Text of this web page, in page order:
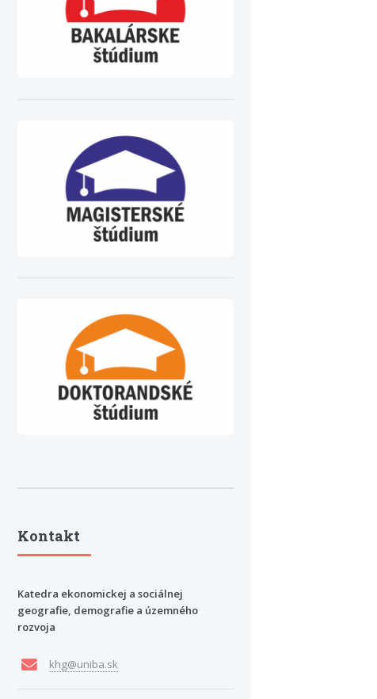
Kontakt
Katedra ekonomickej a sociálnej
geografie, demografie a územného
rozvoja
khg@uniba.sk